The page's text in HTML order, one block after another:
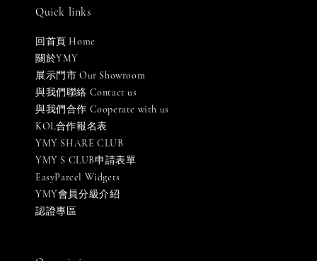
Quick links
回首頁 Home
關於YMY
展示門市 Our Showroom
與我們聯絡 Contact us
與我們合作 Cooperate with us
KOL合作報名表
YMY SHARE CLUB
YMY S CLUB申請表單
EasyParcel Widgets
YMY會員分級介紹
認證專區